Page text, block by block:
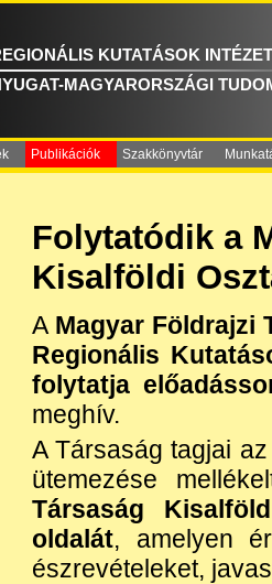
KUTATÁSOK
MAGYARORSZÁGI
Publikációk Szakkönyvtár
Folytatódik a
Kisalföldi
A Magyar Földrajzi
Regionális
folytatja
meghív.
A Társaság tagjai
ütemezése
Társaság
oldalát, amelyen
észrevételeket,